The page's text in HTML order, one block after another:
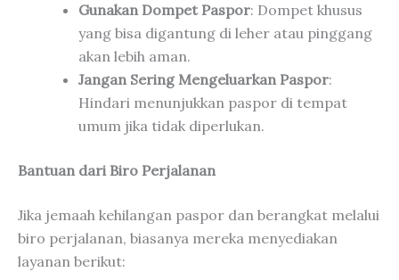
Gunakan Dompet Paspor: Dompet khusus
yang bisa digantung di leher atau pinggang
akan lebih aman.
Jangan Sering Mengeluarkan Paspor:
Hindari menunjukkan paspor di tempat
umum jika tidak diperlukan.
Bantuan dari Biro Perjalanan
Jika jemaah kehilangan paspor dan berangkat melalui
biro perjalanan, biasanya mereka menyediakan
layanan berikut: